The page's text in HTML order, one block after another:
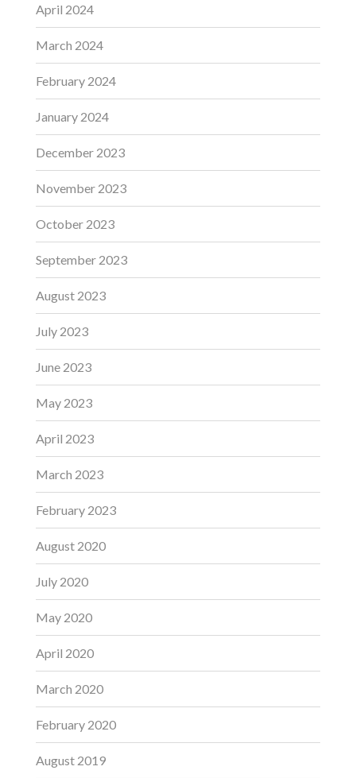
April 2024
March 2024
February 2024
January 2024
December 2023
November 2023
October 2023
September 2023
August 2023
July 2023
June 2023
May 2023
April 2023
March 2023
February 2023
August 2020
July 2020
May 2020
April 2020
March 2020
February 2020
August 2019